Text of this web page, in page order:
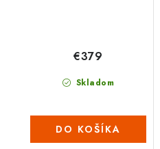
Skladom
€379
DO KOŠÍKA